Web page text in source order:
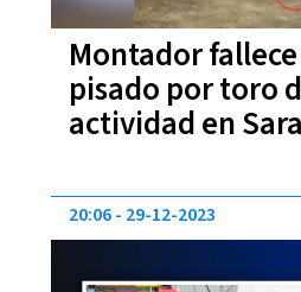
Montador
pisado por toro
actividad en
20:06 29-12-2023